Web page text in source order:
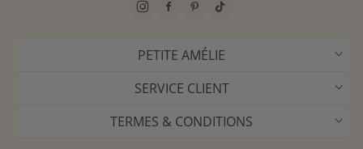
PETITE AMÉLIE
SERVICE CLIENT
TERMES & CONDITIONS